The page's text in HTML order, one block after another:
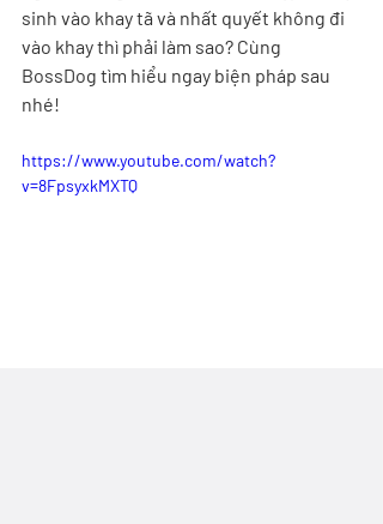
sinh vào khay tã và nhất quyết không đi
vào khay thì phải làm sao? Cùng
BossDog tìm hiểu ngay biện pháp sau
nhé!
https://www.youtube.com/watch?
v=8FpsyxkMXTQ